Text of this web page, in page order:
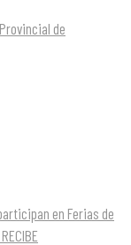
de
en Ferias de